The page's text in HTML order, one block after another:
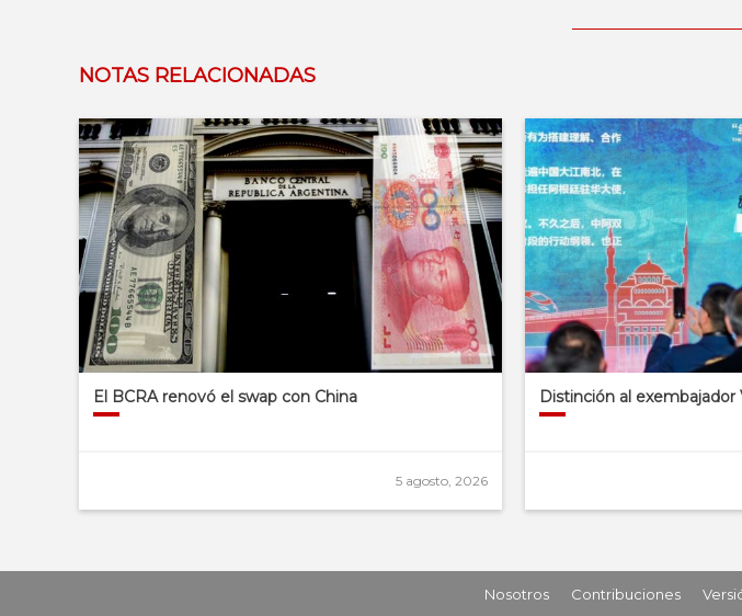
NOTAS RELACIONADAS
El BCRA renovó el swap con China
5 agosto, 2026
Distinción al exembajador
Nosotros Contribuciones